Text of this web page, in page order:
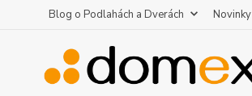
Blog o Podlahách a Dverách Novinky